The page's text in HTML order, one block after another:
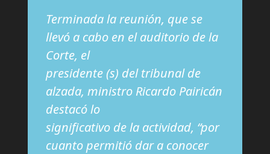
Terminada la reunión, que se
llevó a cabo en el auditorio de la
Corte, el
presidente (s) del tribunal de
alzada, ministro Ricardo Pairicán
destacó lo
significativo de la actividad, “por
cuanto permitió dar a conocer